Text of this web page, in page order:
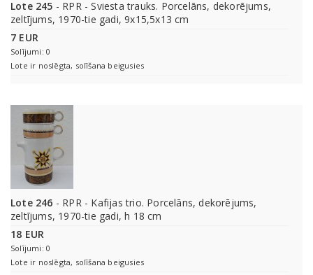
Lote 245 - RPR - Sviesta trauks. Porcelāns, dekorējums,
zeltījums, 1970-tie gadi, 9x15,5x13 cm
7 EUR
Solījumi: 0
Lote ir noslēgta, solīšana beigusies
Lote 246 - RPR - Kafijas trio. Porcelāns, dekorējums,
zeltījums, 1970-tie gadi, h 18 cm
18 EUR
Solījumi: 0
Lote ir noslēgta, solīšana beigusies